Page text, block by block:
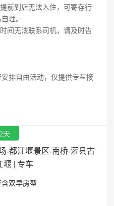
前到店无法入住，可寄存行
理。
间无法联系司机，请及时告
排自由活动，仅提供专车接
天
-都江堰景区-南桥-灌县古
堰 | 专车
双早房型